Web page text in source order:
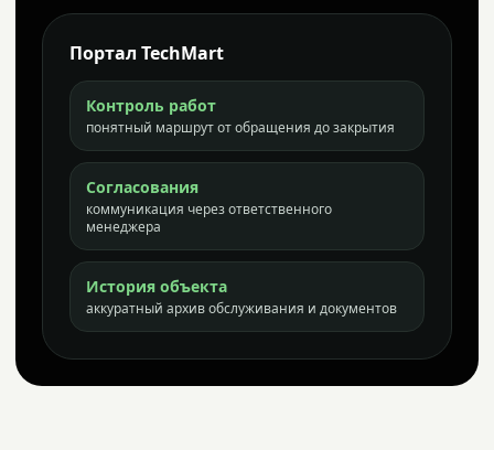
Портал TechMart
Контроль работ
понятный маршрут от обращения до закрытия
Согласования
коммуникация через ответственного
менеджера
История объекта
аккуратный архив обслуживания и документов